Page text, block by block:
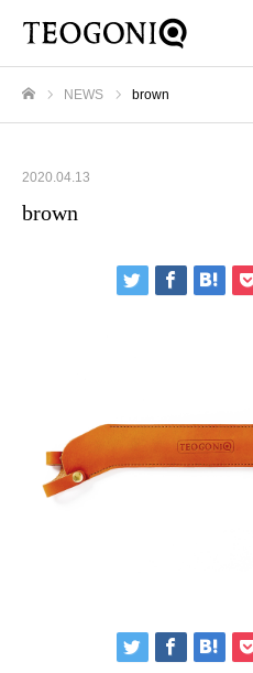
NEWS brown
2020.04.13
brown